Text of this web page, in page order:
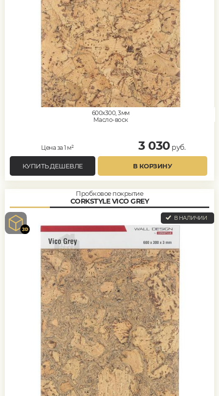
600x300, 3мм
Масло-воск
Цена за 1 м² 3 030руб.
КУПИТЬ ДЕШЕВЛЕ В КОРЗИНУ
Пробковое покрытие
CORKSTYLE VICO GREY
В НАЛИЧИИ